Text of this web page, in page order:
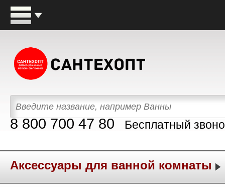
8 800 700 47 80 Бесплатный
Аксессуары для ванной комнаты